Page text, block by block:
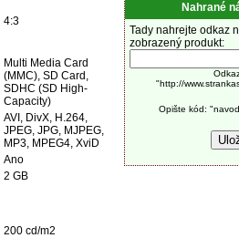
4:3
Multi Media Card
(MMC), SD Card,
SDHC (SD High-
Capacity)
AVI, DivX, H.264,
JPEG, JPG, MJPEG,
MP3, MPEG4, XviD
Ano
2 GB
200 cd/m2
Nahrané
Tady nahrejte odkaz
zobrazený produkt:
"http://
Opište kód: